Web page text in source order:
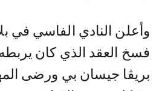
وأعلن النادي الفاسي في بلاغ رسمي، أنه
فسخ العقد الذي كان
بريڤا جيسان بي ورضى